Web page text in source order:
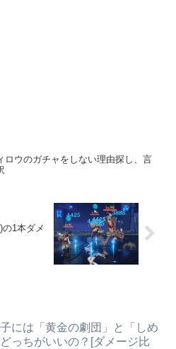
ロウのガチャをしない理由探し、言
1本ダメ
には「黄金の劇団」と「しめ
っちがいいの？[ダメージ比